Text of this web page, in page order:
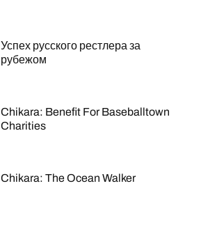
Успех русского рестлера за
рубежом
Chikara: Benefit For Baseballtown
Charities
Chikara: The Ocean Walker